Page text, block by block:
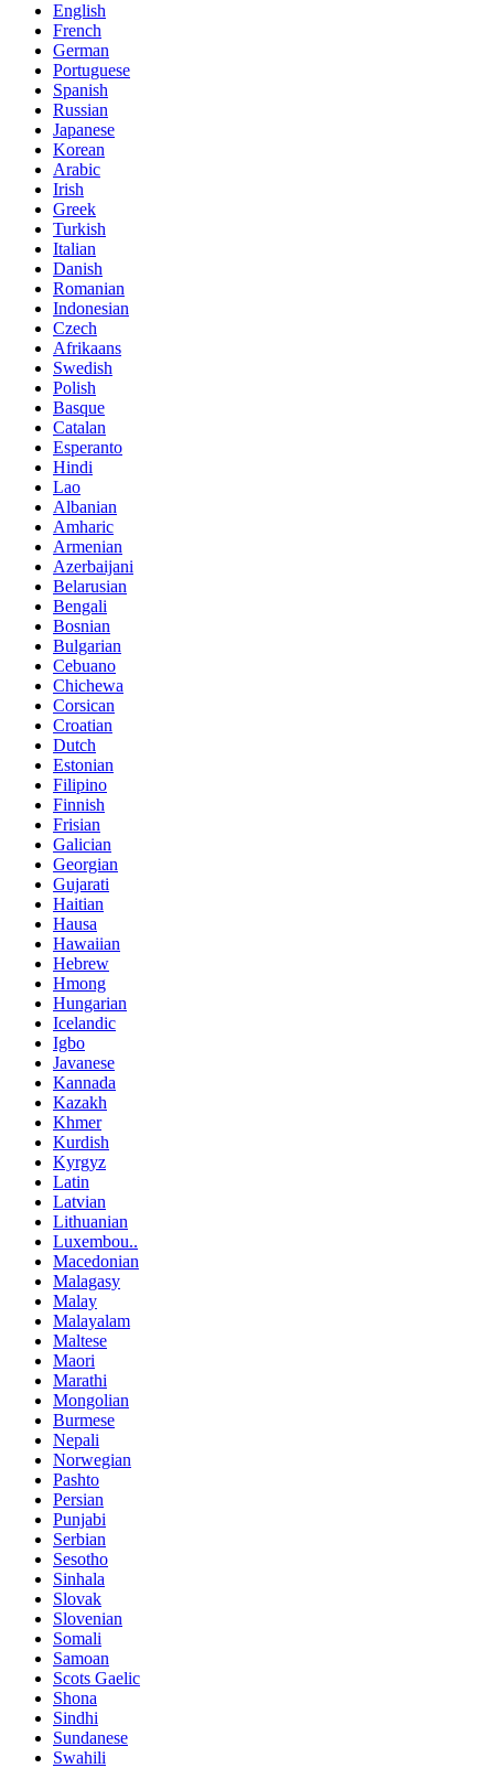
English
French
German
Portuguese
Spanish
Russian
Japanese
Korean
Arabic
Irish
Greek
Turkish
Italian
Danish
Romanian
Indonesian
Czech
Afrikaans
Swedish
Polish
Basque
Catalan
Esperanto
Hindi
Lao
Albanian
Amharic
Armenian
Azerbaijani
Belarusian
Bengali
Bosnian
Bulgarian
Cebuano
Chichewa
Corsican
Croatian
Dutch
Estonian
Filipino
Finnish
Frisian
Galician
Georgian
Gujarati
Haitian
Hausa
Hawaiian
Hebrew
Hmong
Hungarian
Icelandic
Igbo
Javanese
Kannada
Kazakh
Khmer
Kurdish
Kyrgyz
Latin
Latvian
Lithuanian
Luxembou..
Macedonian
Malagasy
Malay
Malayalam
Maltese
Maori
Marathi
Mongolian
Burmese
Nepali
Norwegian
Pashto
Persian
Punjabi
Serbian
Sesotho
Sinhala
Slovak
Slovenian
Somali
Samoan
Scots Gaelic
Shona
Sindhi
Sundanese
Swahili